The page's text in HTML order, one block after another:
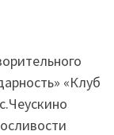
«Клуб